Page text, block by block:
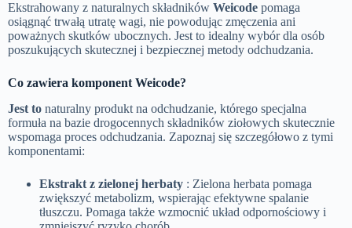
Ekstrahowany z naturalnych składników Weicode pomaga
osiągnąć trwałą utratę wagi, nie powodując zmęczenia ani
poważnych skutków ubocznych. Jest to idealny wybór dla osób
poszukujących skutecznej i bezpiecznej metody odchudzania.
Co zawiera komponent Weicode?
Jest to naturalny produkt na odchudzanie, którego specjalna
formuła na bazie drogocennych składników ziołowych skutecznie
wspomaga proces odchudzania. Zapoznaj się szczegółowo z tymi
komponentami:
Ekstrakt z zielonej herbaty : Zielona herbata pomaga
zwiększyć metabolizm, wspierając efektywne spalanie
tłuszczu. Pomaga także wzmocnić układ odpornościowy i